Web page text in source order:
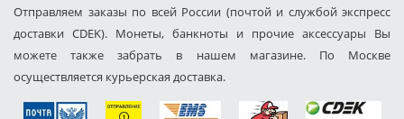
Отправляем заказы по всей России (почтой и службой экспресс
доставки CDEK). Монеты, банкноты и прочие аксессуары Вы
можете также забрать в нашем магазине. По Москве
осуществляется курьерская доставка.